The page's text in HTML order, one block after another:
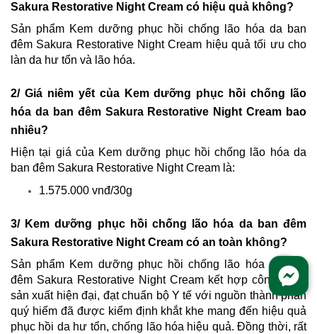
Sakura Restorative Night Cream có hiệu quả không?
Sản phẩm Kem dưỡng phục hồi chống lão hóa da ban
đêm Sakura Restorative Night Cream hiệu quả tối ưu cho
làn da hư tổn và lão hóa.
2/ Giá niêm yết của Kem dưỡng phục hồi chống lão
hóa da ban đêm Sakura Restorative Night Cream bao
nhiêu?
Hiện tại giá của Kem dưỡng phục hồi chống lão hóa da
ban đêm Sakura Restorative Night Cream là:
1.575.000 vnđ/30g
3/ Kem dưỡng phục hồi chống lão hóa da ban đêm
Sakura Restorative Night Cream có an toàn không?
Sản phẩm Kem dưỡng phục hồi chống lão hóa da ban
đêm Sakura Restorative Night Cream kết hợp công nghệ
sản xuất hiện đại, đạt chuẩn bộ Y tế với nguồn thành phần
quý hiếm đã được kiểm định khắt khe mang đến hiệu quả
phục hồi da hư tổn, chống lão hóa hiệu quả. Đồng thời, rất